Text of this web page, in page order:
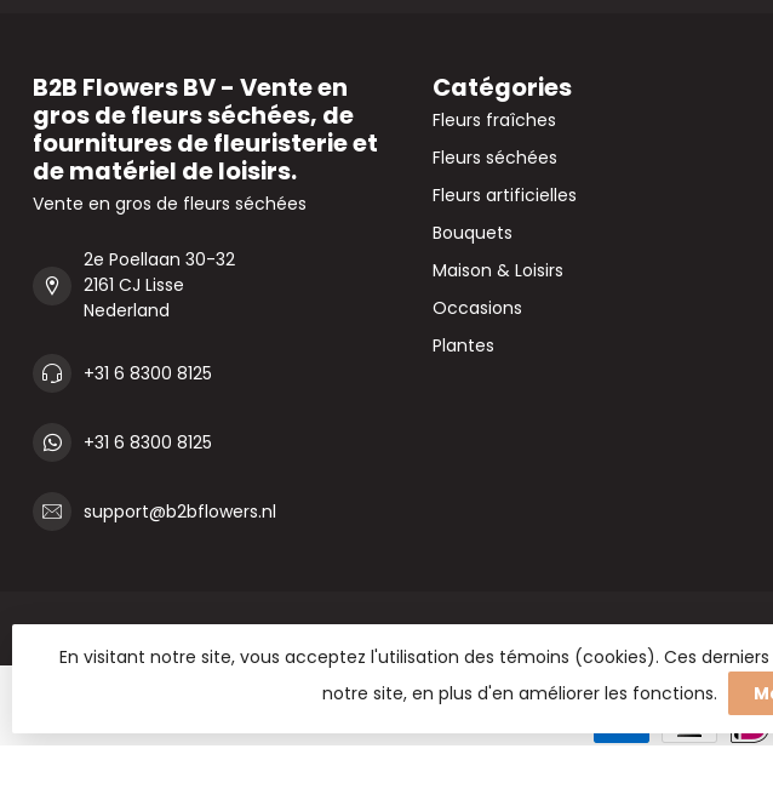
B2B Flowers BV - Vente en
gros de fleurs séchées, de
fournitures de fleuristerie et
de matériel de loisirs.
Vente en gros de fleurs séchées
2e Poellaan 30-32
2161 CJ Lisse
Nederland
+31 6 8300 8125
+31 6 8300 8125
support@b2bflowers.nl
Catégories
Fleurs fraîches
Fleurs séchées
Fleurs artificielles
Bouquets
Maison & Loisirs
Occasions
Plantes
En visitant notre site, vous acceptez l'utilisation des témoins (cookies). Ces
notre site, en plus d'en améliorer les fonctions.